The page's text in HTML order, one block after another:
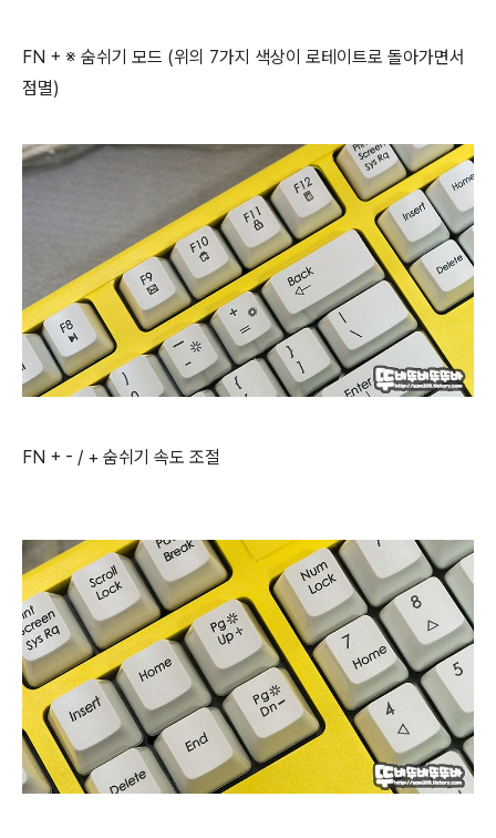
FN + ※ 숨쉬기 모드 (위의 7가지 색상이 로테이트로 돌아가면서
점멸)
FN + - / + 숨쉬기 속도 조절